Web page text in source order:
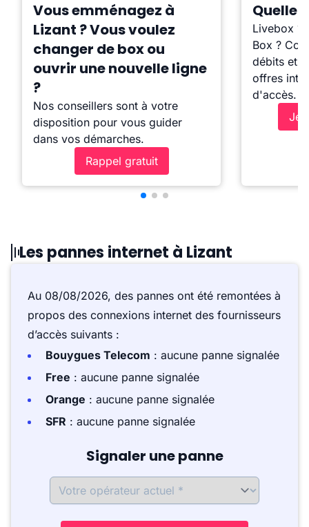
Vous emménagez à
Lizant ? Vous voulez
changer de box ou
ouvrir une nouvelle ligne
?
Nos conseillers sont à votre
disposition pour vous guider
dans vos démarches.
Rappel gratuit
Quelle
Livebox ?
Box ?
débits et
offres
d'accès.
Je
Les pannes internet à Lizant
Au 08/08/2026, des pannes ont été remontées à
propos des connexions internet des fournisseurs
d’accès suivants :
Bouygues Telecom : aucune panne signalée
Free : aucune panne signalée
Orange : aucune panne signalée
SFR : aucune panne signalée
Signaler une panne